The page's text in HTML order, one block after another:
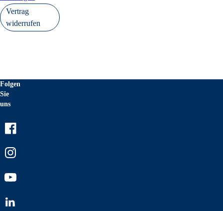
Vertrag
widerrufen
Folgen
Sie
uns
Youtube